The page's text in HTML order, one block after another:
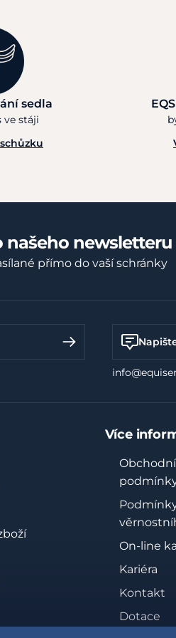
sedla
ve stáji
našeho newsletteru
přímo do vaší schránky
Více
Obchodní
On-line
Kariéra
Kontakt
Dotace